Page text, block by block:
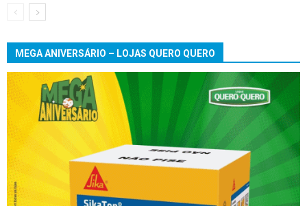
MEGA ANIVERSÁRIO – LOJAS QUERO QUERO